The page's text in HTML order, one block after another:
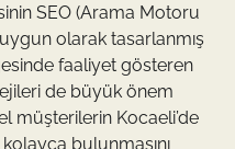
SEO (Arama Motoru
olarak tasarlanmış
faaliyet gösteren
de büyük önem
müşterilerin Kocaeli’de
bulunmasını